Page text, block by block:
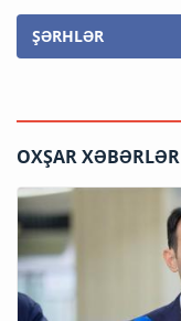
ŞƏRHLƏR
OXŞAR XƏBƏRLƏR